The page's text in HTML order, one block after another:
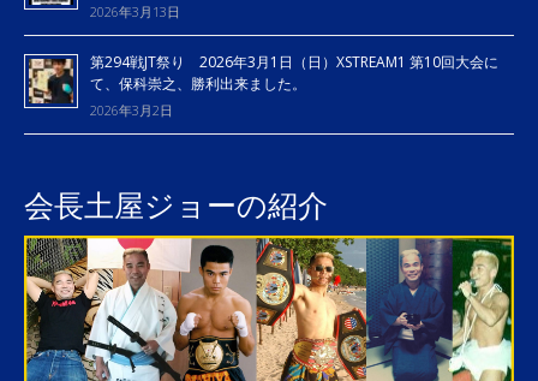
2026年3月13日
第294戦JT祭り 2026年3月1日（日）XSTREAM1 第10回大会に
て、保科崇之、勝利出来ました。
2026年3月2日
会長土屋ジョーの紹介